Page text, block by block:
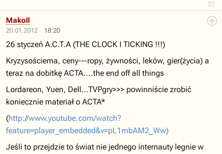
27
20.01.2012 18:20
MakoII
26 styczeń A.C.T.A (THE CLOCK I TICKING !!!)
Kryzysościema, ceny---ropy, żywności, leków, gier(życia) a
teraz na dobitkę ACTA....the end off all things
Lordareon, Yuen, Dell...TVPgry>>> powinniście zrobić
koniecznie materiał o ACTA*
(http://www.youtube.com/watch?
feature=player_embedded&v=pL1mbAM2_Ww)
Jeśli to przejdzie to świat nie jednego internauty legnie w